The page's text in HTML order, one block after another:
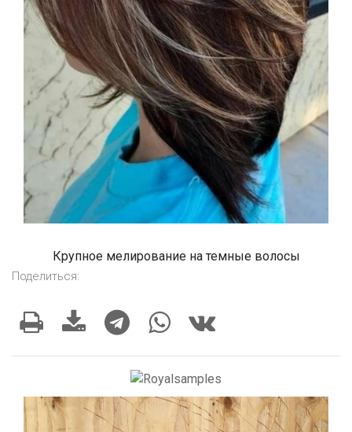
Крупное мелирование на темные волосы
Поделиться: